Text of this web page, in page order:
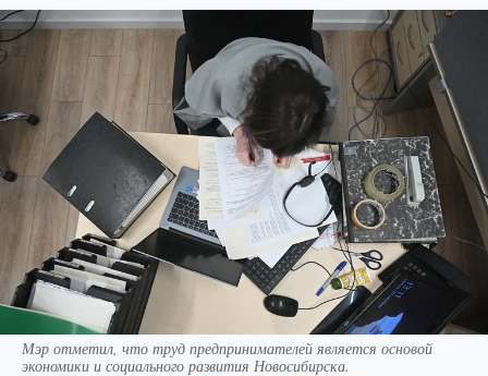
Мэр отметил, что труд предпринимателей является основой
экономики и социального развития Новосибирска.